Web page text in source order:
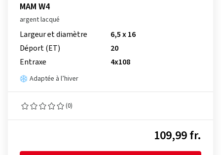
MAM W4
argent lacqué
Largeur et diamètre
6,5 x 16
Déport (ET)
20
Entraxe
4x108
Adaptée à l’hiver
(0)
109,99 fr.